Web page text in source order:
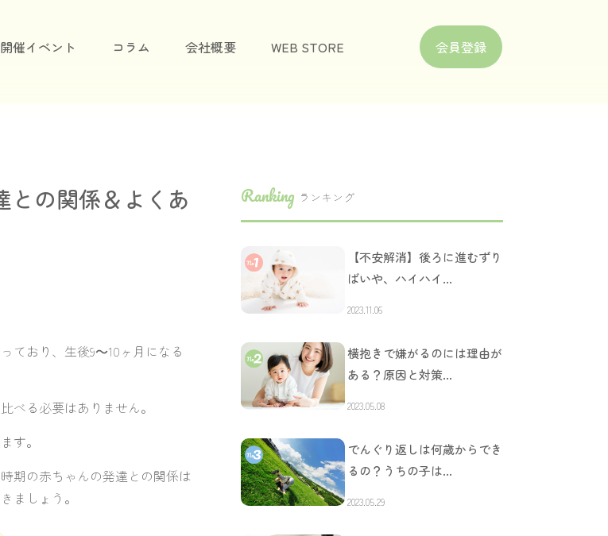
開催イベント コラム 会社概要 WEB STORE 会員登録
との関係＆よくあ
ており、生後9～10ヶ月になる
べる必要はありません。
す。
期の赤ちゃんの発達との関係は
ましょう。
Ranking ランキング
【不安解消】後ろに進むずり
ばいや、ハイハイ…
2023.11.06
横抱きで嫌がるのには理由が
ある？原因と対策…
2023.05.08
でんぐり返しは何歳からでき
るの？うちの子は…
2023.05.29